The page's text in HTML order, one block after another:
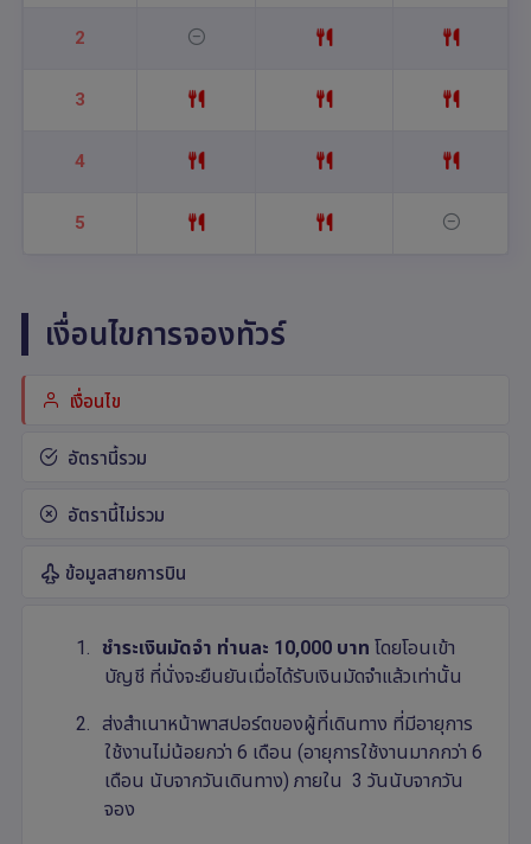
2
3
4
5
เงื่อนไขการจองทัวร์
เงื่อนไข
อัตรานี้รวม
อัตรานี้ไม่รวม
ข้อมูลสายการบิน
1. ชำระเงินมัดจำ ท่านละ 10,000 บาท โดยโอนเข้า
บัญชี ที่นั่งจะยืนยันเมื่อได้รับเงินมัดจำแล้วเท่านั้น
2.
ส่งสำเนาหน้าพาสปอร์ตของผู้ที่เดินทาง ที่มีอายุการ
ใช้งานไม่น้อยกว่า 6 เดือน (อายุการใช้งานมากกว่า 6
เดือน นับจากวันเดินทาง) ภายใน 3 วันนับจากวัน
จอง